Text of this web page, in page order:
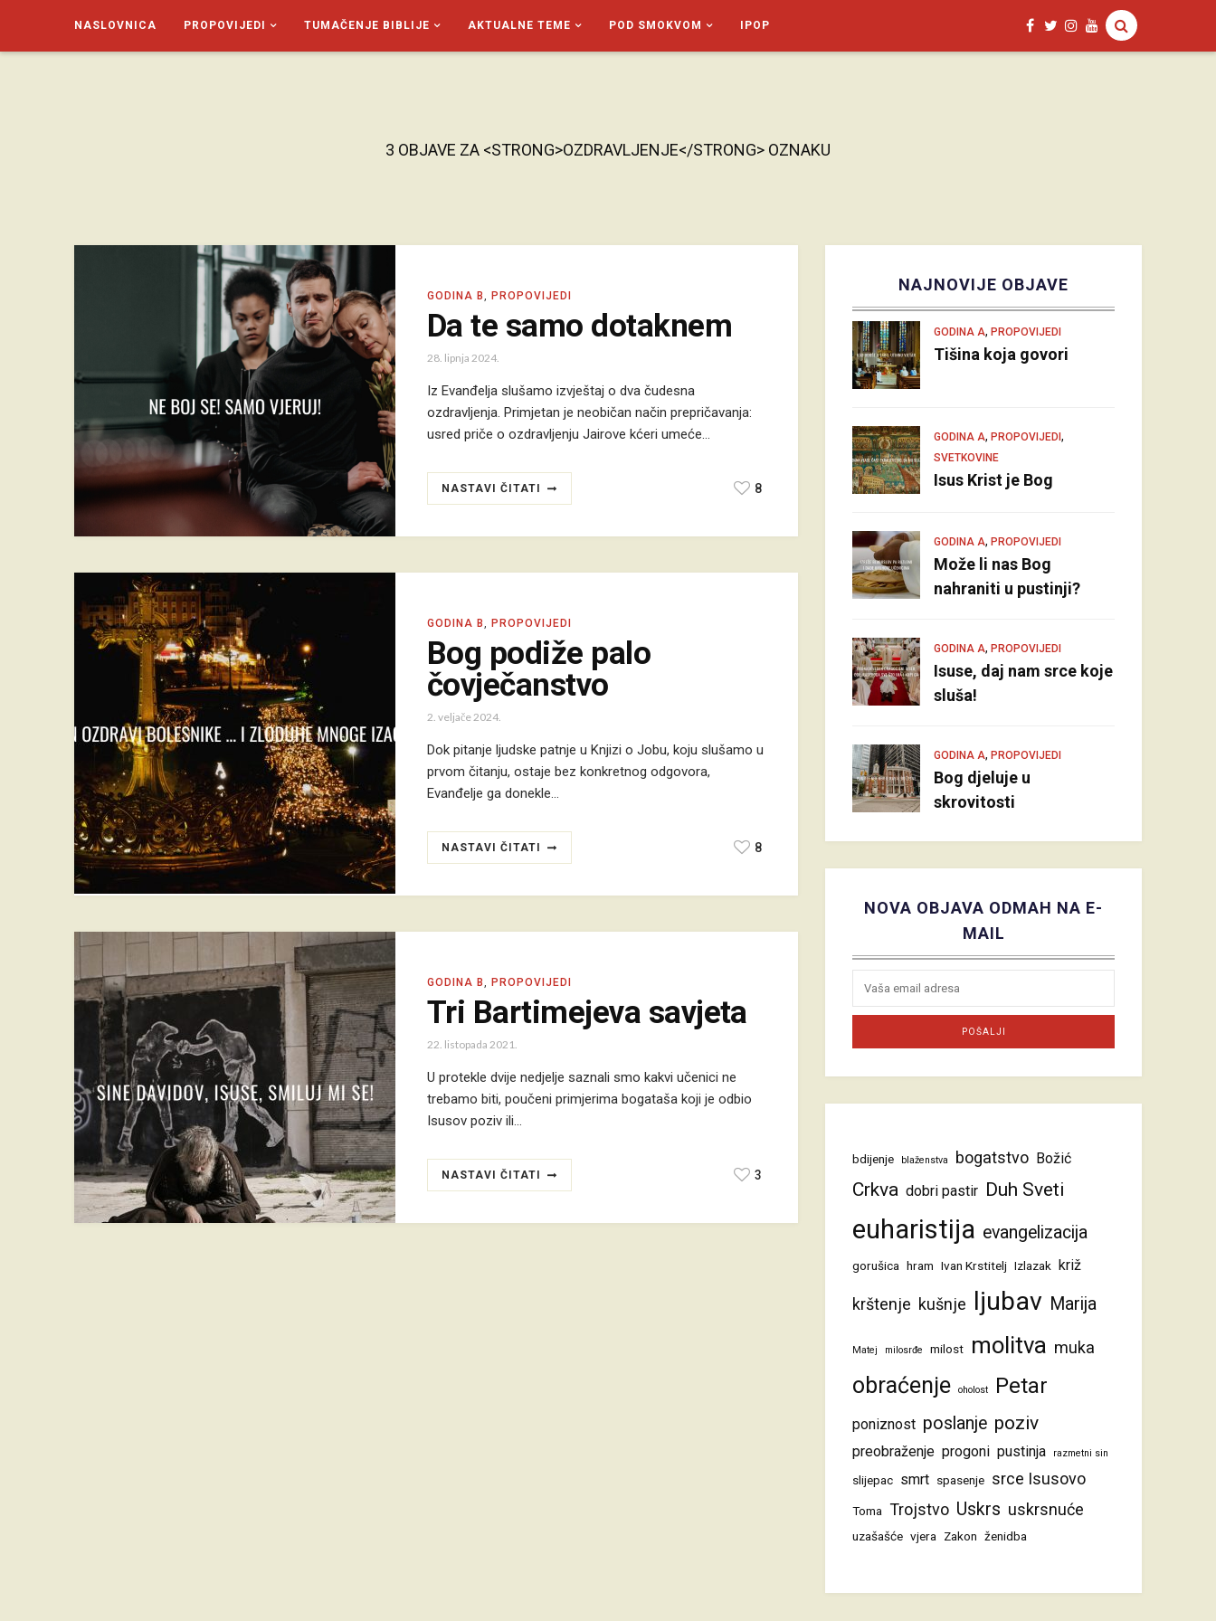
NASLOVNICA PROPOVIJEDI TUMAČENJE BIBLIJE AKTUALNE TEME POD SMOKVOM IPOP
3 OBJAVE ZA <STRONG>OZDRAVLJENJE</STRONG> OZNAKU
GODINA B, PROPOVIJEDI
Da te samo dotaknem
28. lipnja 2024.
Iz Evanđelja slušamo izvještaj o dva čudesna
ozdravljenja. Primjetan je neobičan način prepričavanja:
usred priče o ozdravljenju Jairove kćeri umeće…
NASTAVI ČITATI 8
GODINA B, PROPOVIJEDI
Bog podiže palo
čovječanstvo
2. veljače 2024.
Dok pitanje ljudske patnje u Knjizi o Jobu, koju slušamo u
prvom čitanju, ostaje bez konkretnog odgovora,
Evanđelje ga donekle…
NASTAVI ČITATI 8
GODINA B, PROPOVIJEDI
Tri Bartimejeva savjeta
22. listopada 2021.
U protekle dvije nedjelje saznali smo kakvi učenici ne
trebamo biti, poučeni primjerima bogataša koji je odbio
Isusov poziv ili…
NASTAVI ČITATI 3
NAJNOVIJE OBJAVE
GODINA A, PROPOVIJEDI
Tišina koja govori
GODINA A, PROPOVIJEDI ,
SVETKOVINE
Isus Krist je Bog
GODINA A, PROPOVIJEDI
Može li nas Bog
nahraniti u pustinji?
GODINA A, PROPOVIJEDI
Isuse, daj nam srce koje
sluša!
GODINA A, PROPOVIJEDI
Bog djeluje u
skrovitosti
NOVA OBJAVA ODMAH NA E-
MAIL
bdijenje blaženstva bogatstvo Božić
Crkva dobri pastir Duh Sveti
euharistija evangelizacija
gorušica hram Ivan Krstitelj Izlazak križ
krštenje kušnje ljubav Marija
Matej milosrđe milost molitva muka
obraćenje oholost Petar
poniznost poslanje poziv
preobraženje progoni pustinja razmetni sin
slijepac smrt spasenje srce Isusovo
Toma Trojstvo Uskrs uskrsnuće
uzašašće vjera Zakon ženidba